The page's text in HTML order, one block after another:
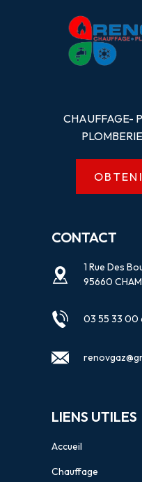
CHAUFFAGE-
CONTACT
1 Rue Des
95660
03 55 33 00
LIENS UTILES
Accueil
Chauffage